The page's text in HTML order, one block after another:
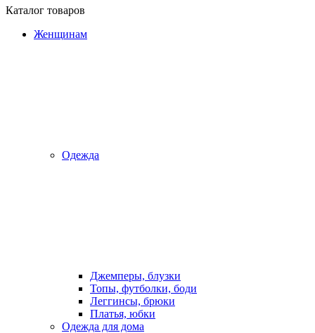
Каталог товаров
Женщинам
Одежда
Джемперы, блузки
Топы, футболки, боди
Леггинсы, брюки
Платья, юбки
Одежда для дома